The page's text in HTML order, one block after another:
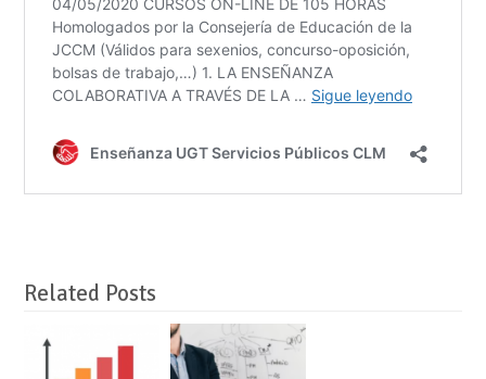
Related Posts